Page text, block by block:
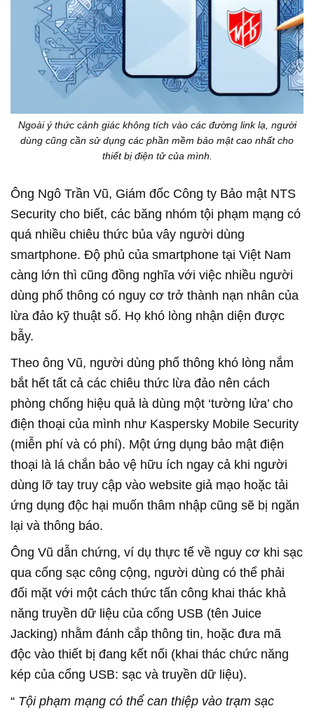
Ngoài ý thức cảnh giác không tích vào các đường link lạ, người
dùng cũng cần sử dụng các phần mềm bảo mật cao nhất cho
thiết bị điện tử của mình.
Ông Ngô Trần Vũ, Giám đốc Công ty Bảo mật NTS
Security cho biết, các băng nhóm tội phạm mạng có
quá nhiều chiêu thức bủa vây người dùng
smartphone. Độ phủ của smartphone tại Việt Nam
càng lớn thì cũng đồng nghĩa với việc nhiều người
dùng phổ thông có nguy cơ trở thành nạn nhân của
lừa đảo kỹ thuật số. Họ khó lòng nhận diện được
bẫy.
Theo ông Vũ, người dùng phổ thông khó lòng nắm
bắt hết tất cả các chiêu thức lừa đảo nên cách
phòng chống hiệu quả là dùng một ‘tường lửa’ cho
điện thoại của mình như Kaspersky Mobile Security
(miễn phí và có phí). Một ứng dụng bảo mật điện
thoại là lá chắn bảo vệ hữu ích ngay cả khi người
dùng lỡ tay truy cập vào website giả mạo hoặc tải
ứng dụng độc hại muốn thâm nhập cũng sẽ bị ngăn
lại và thông báo.
Ông Vũ dẫn chứng, ví dụ thực tế về nguy cơ khi sạc
qua cổng sạc công cộng, người dùng có thể phải
đối mặt với một cách thức tấn công khai thác khả
năng truyền dữ liệu của cổng USB (tên Juice
Jacking) nhằm đánh cắp thông tin, hoặc đưa mã
độc vào thiết bị đang kết nối (khai thác chức năng
kép của cổng USB: sạc và truyền dữ liệu).
“ Tội phạm mạng có thể can thiệp vào trạm sạc